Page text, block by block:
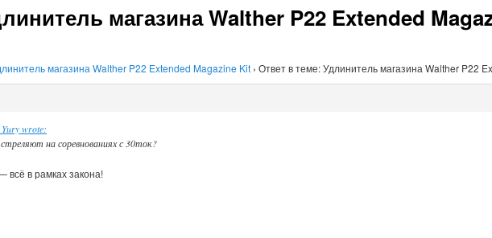
магазина Walther P22 Extended
магазина Walther P22 Extended Magazine Kit › Ответ в теме: Удлинитель магазина Walther P22
wrote:
стреляют на соревнованиях с 30ток?
всё в рамках закона!